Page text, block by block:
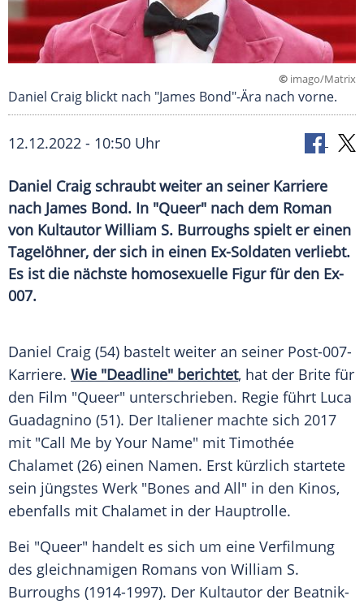
© imago/Matrix
Daniel Craig blickt nach "James Bond"-Ära nach vorne.
12.12.2022 - 10:50 Uhr
Daniel Craig schraubt weiter an seiner Karriere
nach James Bond. In "Queer" nach dem Roman
von Kultautor William S. Burroughs spielt er einen
Tagelöhner, der sich in einen Ex-Soldaten verliebt.
Es ist die nächste homosexuelle Figur für den Ex-
007.
Daniel Craig (54) bastelt weiter an seiner Post-007-
Karriere. Wie "Deadline" berichtet, hat der Brite für
den Film "Queer" unterschrieben. Regie führt Luca
Guadagnino (51). Der Italiener machte sich 2017
mit "Call Me by Your Name" mit Timothée
Chalamet (26) einen Namen. Erst kürzlich startete
sein jüngstes Werk "Bones and All" in den Kinos,
ebenfalls mit Chalamet in der Hauptrolle.
Bei "Queer" handelt es sich um eine Verfilmung
des gleichnamigen Romans von William S.
Burroughs (1914-1997). Der Kultautor der Beatnik-